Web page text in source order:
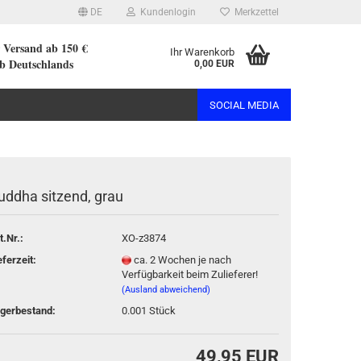
DE Kundenlogin
vergessen?
Merkzettel
ab 150 €
Deutschlands
Ihr Warenkorb
0,00 EUR
SOCIAL MEDIA
sitzend, grau
XO-z3874
ca. 2 Wochen je nach
Verfügbarkeit beim Zulieferer!
(Ausland abweichend)
0.001 Stück
49,95 EUR